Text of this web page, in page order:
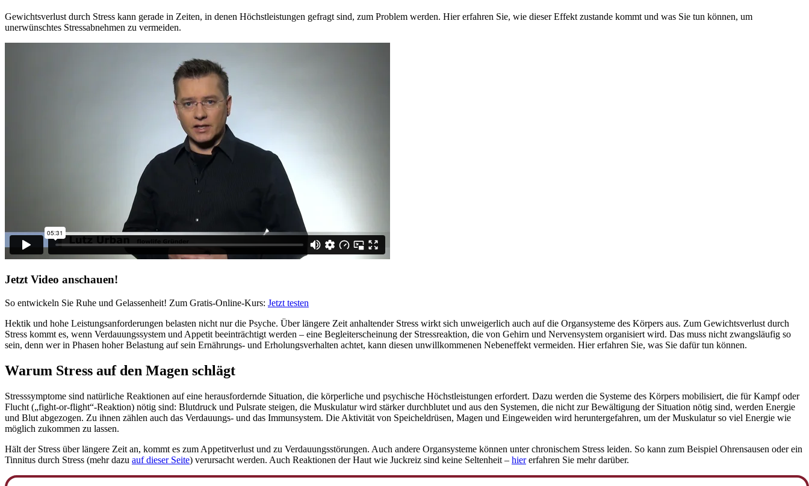
Gewichtsverlust durch Stress kann gerade in Zeiten, in denen Höchstleistungen gefragt sind, zum Problem werden. Hier erfahren Sie, wie dieser Effekt zustande kommt und was Sie tun können, um
unerwünschtes Stressabnehmen zu vermeiden.
Jetzt Video anschauen!
So entwickeln Sie Ruhe und Gelassenheit! Zum Gratis-Online-Kurs: Jetzt testen
Hektik und hohe Leistungsanforderungen belasten nicht nur die Psyche. Über längere Zeit anhaltender Stress wirkt sich unweigerlich auch auf die Organsysteme des Körpers aus. Zum Gewichtsverlust durch
Stress kommt es, wenn Verdauungssystem und Appetit beeinträchtigt werden – eine Begleiterscheinung der Stressreaktion, die von Gehirn und Nervensystem organisiert wird. Das muss nicht zwangsläufig so
sein, denn wer in Phasen hoher Belastung auf sein Ernährungs- und Erholungsverhalten achtet, kann diesen unwillkommenen Nebeneffekt vermeiden. Hier erfahren Sie, was Sie dafür tun können.
Warum Stress auf den Magen schlägt
Stresssymptome sind natürliche Reaktionen auf eine herausfordernde Situation, die körperliche und psychische Höchstleistungen erfordert. Dazu werden die Systeme des Körpers mobilisiert, die für Kampf oder
Flucht („fight-or-flight“-Reaktion) nötig sind: Blutdruck und Pulsrate steigen, die Muskulatur wird stärker durchblutet und aus den Systemen, die nicht zur Bewältigung der Situation nötig sind, werden Energie
und Blut abgezogen. Zu ihnen zählen auch das Verdauungs- und das Immunsystem. Die Aktivität von Speicheldrüsen, Magen und Eingeweiden wird heruntergefahren, um der Muskulatur so viel Energie wie
möglich zukommen zu lassen.
Hält der Stress über längere Zeit an, kommt es zum Appetitverlust und zu Verdauungsstörungen. Auch andere Organsysteme können unter chronischem Stress leiden. So kann zum Beispiel Ohrensausen oder ein
Tinnitus durch Stress (mehr dazu auf dieser Seite) verursacht werden. Auch Reaktionen der Haut wie Juckreiz sind keine Seltenheit – hiererfahren Sie mehr darüber.